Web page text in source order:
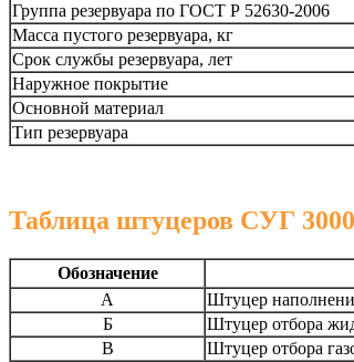
Группа резервуара по ГОСТ Р 52630-2006
Масса пустого резервуара, кг
Срок службы резервуара, лет
Наружное покрытие
Основной материал
Тип резервуара
Таблица штуцеров СУГ
Обозначение
А
Штуцер
Б
Штуцер отбора
В
Штуцер отбора